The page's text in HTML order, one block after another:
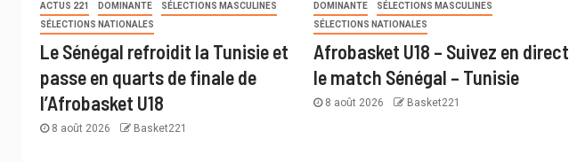
ACTUS 221 DOMINANTE
SÉLECTIONS MASCULINES
SÉLECTIONS NATIONALES
Le Sénégal refroidit la Tunisie et
passe en quarts de finale de
l’Afrobasket U18
8 août 2026 Basket221
DOMINANTE
SÉLECTIONS MASCULINES
SÉLECTIONS NATIONALES
Afrobasket U18 – Suivez en direct
le match Sénégal – Tunisie
8 août 2026 Basket221